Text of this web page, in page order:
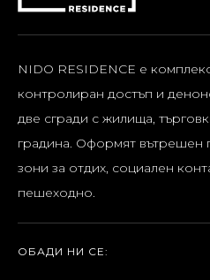
NIDO RESIDENCE е
контролиран достъп и
две сгради с жилища,
градина. Оформят вътрешен
зони за отдих, социален
пешеходно.
ОБАДИ НИ СЕ: